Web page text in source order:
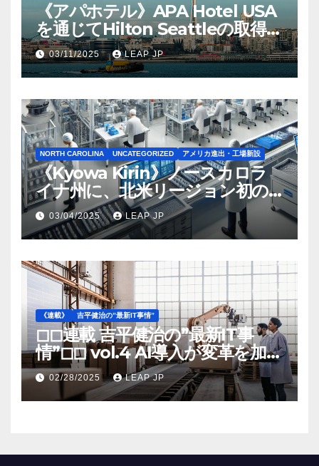
《アパホテル》APA Hotel USA
を通じてHilton Seattleの取得を
完了
03/11/2025 LEAP JP
NORTH CAROLINA UNCATEGORIZED アメリカ進出・工場新設
《Kyowa Kirin》ノースカロラ
イナ州に、北米リージョン初の
工場建設を決定
03/04/2025 LEAP JP
《連載》 吉平健治の”最新IT事情”
◻︎◻︎連載 吉平健治の”最新IT事
情”◻︎◻︎ vol.4 AI導入が変革を加速
する米国製造業の最前線
02/28/2025 LEAP JP